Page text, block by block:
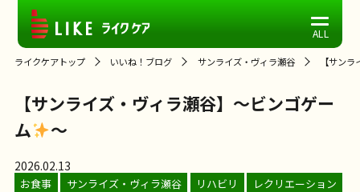
ライクケアトップ いいね！ブログ サンライズ・ヴィラ瀬谷 【サン
【サンライズ・ヴィラ瀬谷】～ビンゴゲー
ム
～
2026.02.13
お食事 サンライズ・ヴィラ瀬谷 リハビリ
レクリエーション